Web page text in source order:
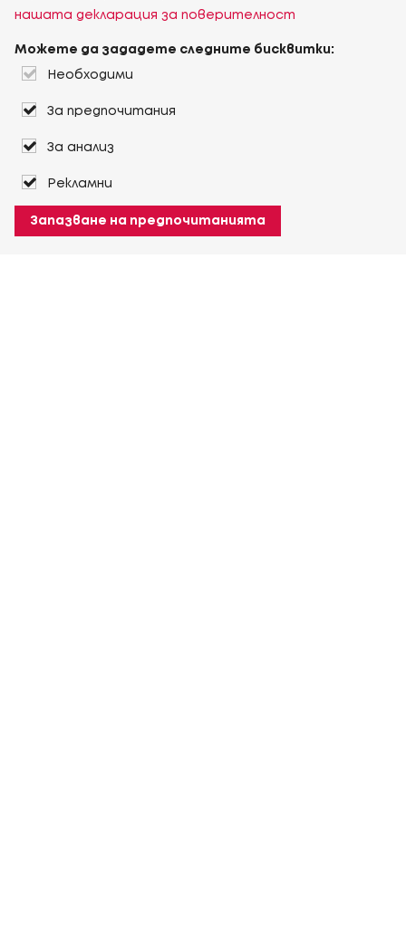
нашата декларация за поверителност
Можете да зададете следните бисквитки:
Необходими
За предпочитания
За анализ
Рекламни
Запазване на предпочитанията